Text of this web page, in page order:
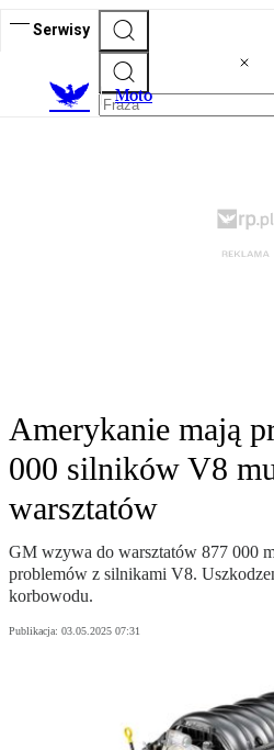
Serwisy
Moto
Amerykanie mają
000 silników V8
warsztatów
GM wzywa do warsztatów 877 000
problemów z silnikami V8.
korbowodu.
Publikacja: 03.05.2025 07:31